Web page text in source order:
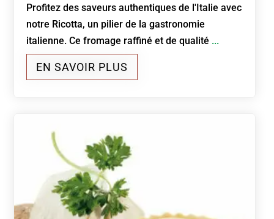
Profitez des saveurs authentiques de l'Italie avec
notre Ricotta, un pilier de la gastronomie
italienne. Ce fromage raffiné et de qualité ...
EN SAVOIR PLUS